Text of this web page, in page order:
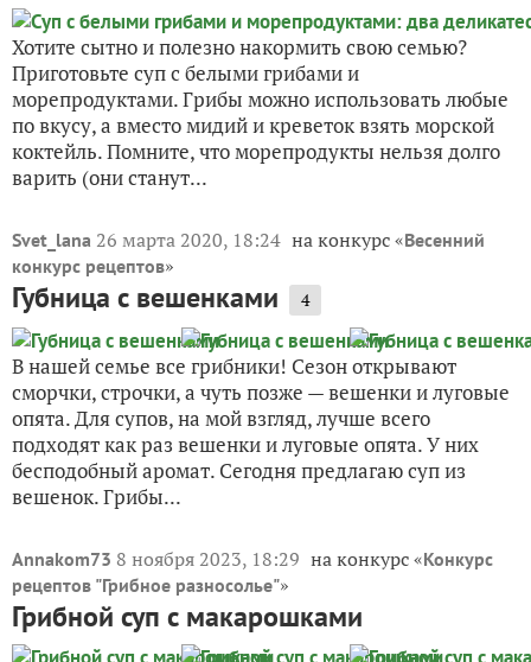
Хотите сытно и полезно накормить свою семью?
Приготовьте суп с белыми грибами и
морепродуктами. Грибы можно использовать любые
по вкусу, а вместо мидий и креветок взять морской
коктейль. Помните, что морепродукты нельзя долго
варить (они станут...
Svet_lana 26 марта 2020, 18:24 на конкурс «Весенний
конкурс рецептов»
Губница с вешенками 4
В нашей семье все грибники! Сезон открывают
сморчки, строчки, а чуть позже — вешенки и луговые
опята. Для супов, на мой взгляд, лучше всего
подходят как раз вешенки и луговые опята. У них
бесподобный аромат. Сегодня предлагаю суп из
вешенок. Грибы...
Annakom73 8 ноября 2023, 18:29 на конкурс «Конкурс
рецептов "Грибное разносолье"»
Грибной суп с макарошками